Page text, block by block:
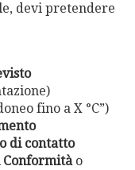
devi pretendere
fino a X °C”)
di contatto
Conformitào